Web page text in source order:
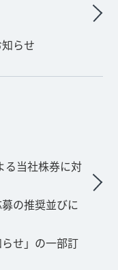
らせ
る当社株券に対
の推奨並びに
せ」の一部訂